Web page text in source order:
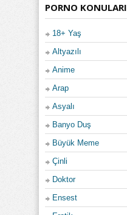
PORNO KONULARI
18+ Yaş
Altyazılı
Anime
Arap
Asyalı
Banyo Duş
Büyük Meme
Çinli
Doktor
Ensest